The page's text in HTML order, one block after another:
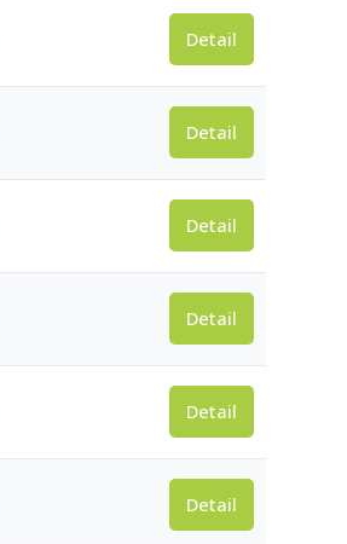
Detail
Detail
Detail
Detail
Detail
Detail